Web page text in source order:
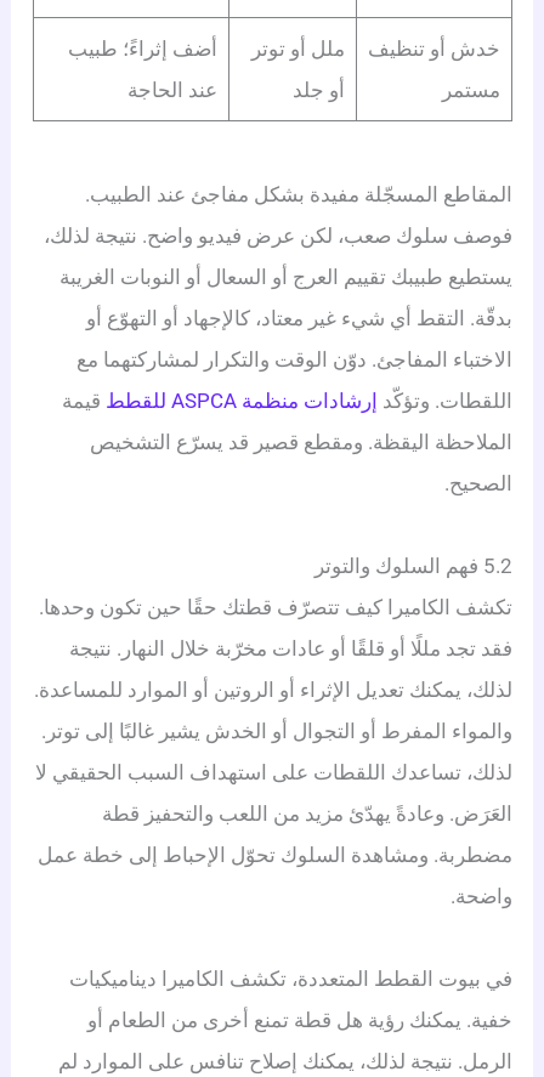
خدش أو تنظيف
مستمر
ملل أو توتر
أو جلد
أضف إثراءً؛ طبيب
عند الحاجة
المقاطع المسجّلة مفيدة بشكل مفاجئ عند الطبيب.
فوصف سلوك صعب، لكن عرض فيديو واضح. نتيجة لذلك،
يستطيع طبيبك تقييم العرج أو السعال أو النوبات الغريبة
بدقّة. التقط أي شيء غير معتاد، كالإجهاد أو التهوّع أو
الاختباء المفاجئ. دوّن الوقت والتكرار لمشاركتهما مع
اللقطات. وتؤكّدإرشادات منظمة ASPCA للقطط
قيمة
الملاحظة اليقظة. ومقطع قصير قد يسرّع التشخيص
الصحيح.
5.2 فهم السلوك والتوتر
تكشف الكاميرا كيف تتصرّف قطتك حقًا حين تكون وحدها.
فقد تجد مللًا أو قلقًا أو عادات مخرّبة خلال النهار. نتيجة
لذلك، يمكنك تعديل الإثراء أو الروتين أو الموارد للمساعدة.
والمواء المفرط أو التجوال أو الخدش يشير غالبًا إلى توتر.
لذلك، تساعدك اللقطات على استهداف السبب الحقيقي لا
العَرَض. وعادةً يهدّئ مزيد من اللعب والتحفيز قطة
مضطربة. ومشاهدة السلوك تحوّل الإحباط إلى خطة عمل
واضحة.
في بيوت القطط المتعددة، تكشف الكاميرا ديناميكيات
خفية. يمكنك رؤية هل قطة تمنع أخرى من الطعام أو
الرمل. نتيجة لذلك، يمكنك إصلاح تنافس على الموارد لم